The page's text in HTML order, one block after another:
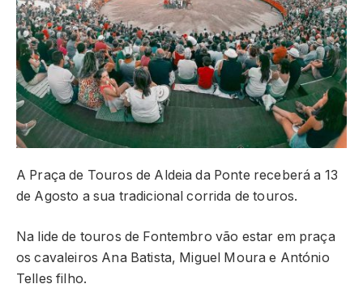
A Praça de Touros de Aldeia da Ponte receberá a 13
de Agosto a sua tradicional corrida de touros.
Na lide de touros de Fontembro vão estar em praça
os cavaleiros Ana Batista, Miguel Moura e António
Telles filho.